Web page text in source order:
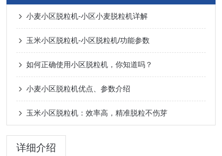
小麦小区脱粒机-小区小麦脱粒机详解
玉米小区脱粒机-小区脱粒机/功能参数
如何正确使用小区脱粒机，你知道吗？
小麦小区脱粒机优点、参数介绍
玉米小区脱粒机：效率高，精准脱粒不伤芽
详细介绍